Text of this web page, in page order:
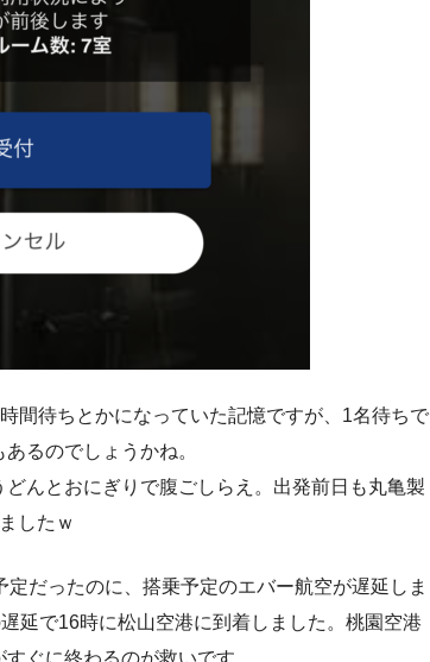
間待ちとかになっていた記憶ですが、1名待ちで
るのでしょうかね。
んとおにぎりで腹ごしらえ。出発前日も丸亀製
したｗ
だったのに、搭乗予定のエバー航空が遅延しま
延で16時に松山空港に到着しました。桃園空港